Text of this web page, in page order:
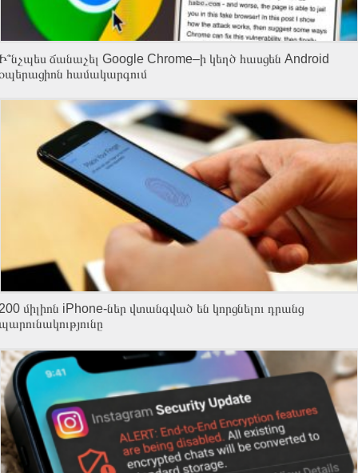
ճանաչել Google Chrome–ի կեղծ հասցեն Android
համակարգում
միլիոն iPhone-ներ վտանգված են կորցնելու դրանց